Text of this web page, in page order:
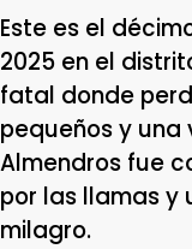
Este es el
2025 en el
fatal donde
pequeños y una
Almendros fue
por las llamas y
milagro.